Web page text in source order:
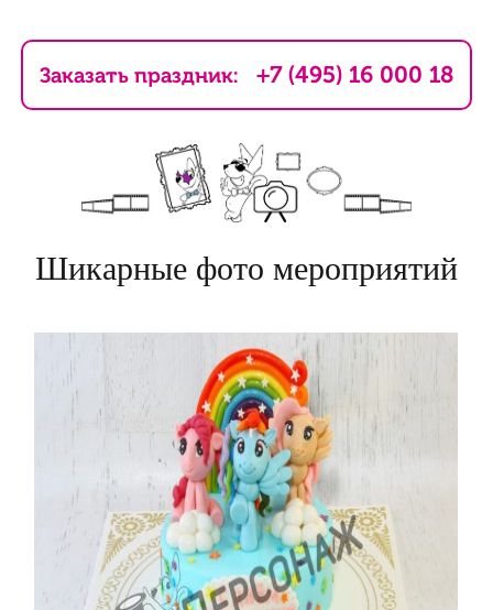
Заказать праздник: +7 (495) 16 000 18
Шикарные фото мероприятий